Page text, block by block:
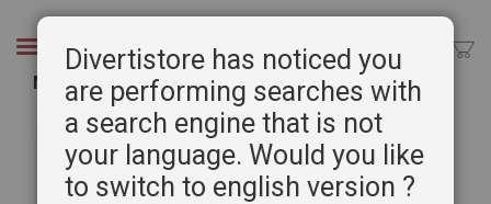
Chercher
Ma Petite Robe Noire
Passer
Divertistore has noticed you
are performing searches with
a search engine that is not
your language. Would you like
to switch to english version ?